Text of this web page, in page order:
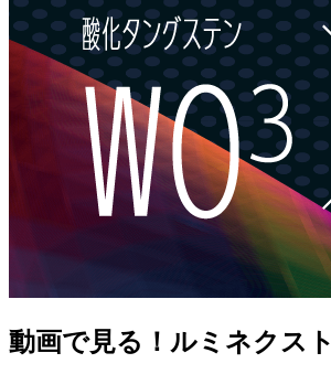
動画で見る！ルミネクスト